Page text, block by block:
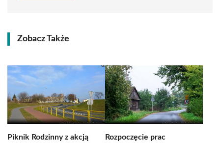
Zobacz Także
Piknik Rodzinny z akcją Rozpoczęcie prac